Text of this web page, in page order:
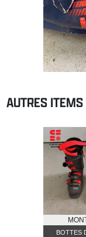
AUTRES
BOTTES